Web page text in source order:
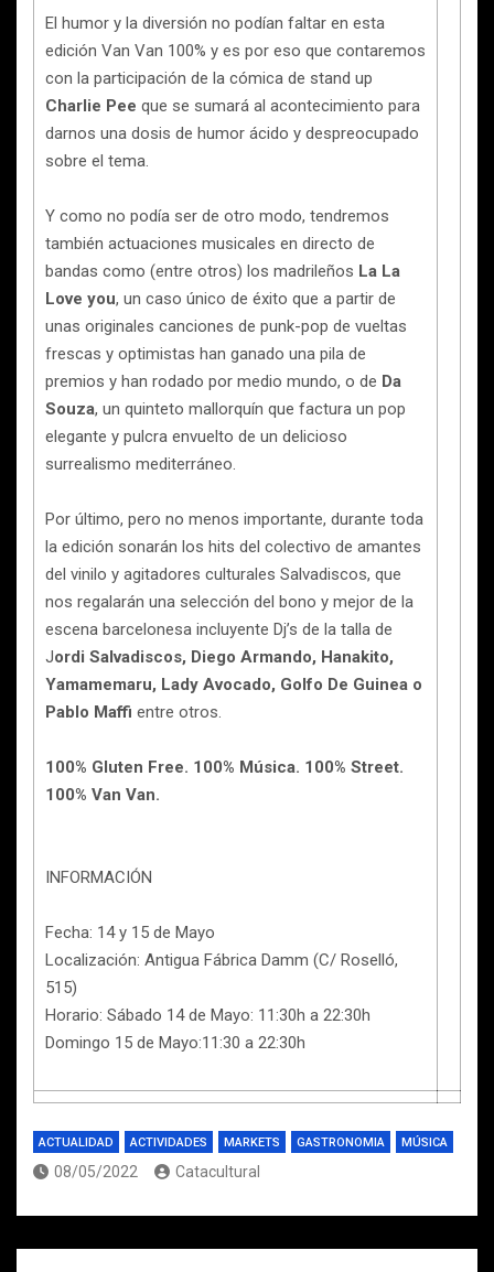
El humor y la diversión no podían faltar en esta
edición Van Van 100% y es por eso que contaremos
con la participación de la cómica de stand up
Charlie Pee que se sumará al acontecimiento para
darnos una dosis de humor ácido y despreocupado
sobre el tema.
Y como no podía ser de otro modo, tendremos
también actuaciones musicales en directo de
bandas como (entre otros) los madrileños La La
Love you, un caso único de éxito que a partir de
unas originales canciones de punk-pop de vueltas
frescas y optimistas han ganado una pila de
premios y han rodado por medio mundo, o de Da
Souza, un quinteto mallorquín que factura un pop
elegante y pulcra envuelto de un delicioso
surrealismo mediterráneo.
Por último, pero no menos importante, durante toda
la edición sonarán los hits del colectivo de amantes
del vinilo y agitadores culturales Salvadiscos, que
nos regalarán una selección del bono y mejor de la
escena barcelonesa incluyente Dj’s de la talla de
Jordi Salvadiscos, Diego Armando, Hanakito,
Yamamemaru, Lady Avocado, Golfo De Guinea o
Pablo Maffi entre otros.
100% Gluten Free. 100% Música. 100% Street.
100% Van Van.
INFORMACIÓN
Fecha: 14 y 15 de Mayo
Localización: Antigua Fábrica Damm (C/ Roselló,
515)
Horario: Sábado 14 de Mayo: 11:30h a 22:30h
Domingo 15 de Mayo:11:30 a 22:30h
ACTUALIDAD ACTIVIDADES MARKETS GASTRONOMIA MÚSICA
08/05/2022 Catacultural